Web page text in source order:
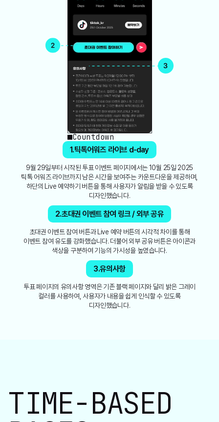
Countdown
1.틱톡어워즈 라이브 d-day
9월 29일부터 시작된 투표 이벤트 페이지에서는 10월 25일 2025
틱톡 어워즈 라이브까지 남은 시간을 보여주는 카운트다운을 제공하며,
하단의 Live 예약하기 버튼을 통해 사용자가 알림을 받을 수 있도록
디자인했습니다.
2.초대권 이벤트 참여 링크 / 외부 공유
초대권 이벤트 참여 버튼과 Live 예약 버튼의 시각적 차이를 통해
이벤트 참여 유도를 강화했습니다. 더불어 외부 공유 버튼은 아이콘과
색상을 구분하여 기능의 가시성을 높였습니다.
3.유의사항
투표 페이지의 유의사항 영역은 기존 블랙 페이지와 달리 밝은 그레이
컬러를 사용하여, 사용자가 내용을 쉽게 인식할 수 있도록
디자인했습니다.
TIME-BASED